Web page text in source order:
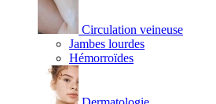
Circulation veineuse
Jambes lourdes
Hémorroïdes